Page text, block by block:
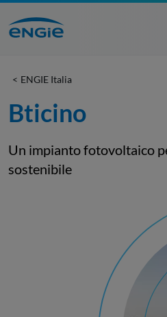
ENGIE Italia
Bticino
Un impianto fotovoltaico
sostenibile